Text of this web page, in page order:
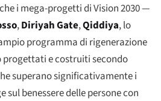
i mega-progetti di Vision 2030 —
,Diriyah Gate,Qiddiya, lo
programma di rigenerazione
e costruiti secondo
superano significativamente i
sul benessere delle persone con